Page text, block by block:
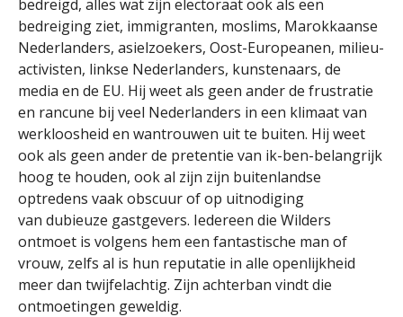
bedreigd, alles wat zijn electoraat ook als een
bedreiging ziet, immigranten, moslims, Marokkaanse
Nederlanders, asielzoekers, Oost-Europeanen, milieu-
activisten, linkse Nederlanders, kunstenaars, de
media en de EU. Hij weet als geen ander de frustratie
en rancune bij veel Nederlanders in een klimaat van
werkloosheid en wantrouwen uit te buiten. Hij weet
ook als geen ander de pretentie van ik-ben-belangrijk
hoog te houden, ook al zijn zijn buitenlandse
optredens vaak obscuur of op uitnodiging
van dubieuze gastgevers. Iedereen die Wilders
ontmoet is volgens hem een fantastische man of
vrouw, zelfs al is hun reputatie in alle openlijkheid
meer dan twijfelachtig. Zijn achterban vindt die
ontmoetingen geweldig.